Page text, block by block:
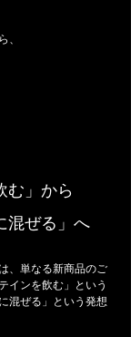
、
む」から
混ぜる」へ
、単なる新商品のご
インを飲む」という
混ぜる」という発想